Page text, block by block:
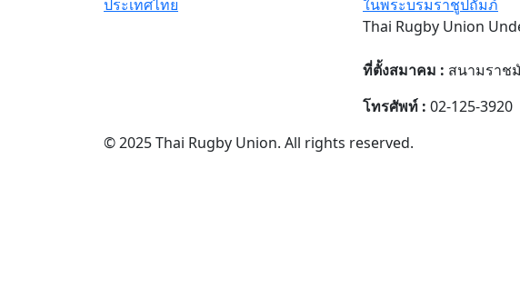
ในพระบรมราชูปถัมภ์
Thai Rugby Union
ที่ตั้งสมาคม : สนามราช
โทรศัพท์ : 02-125-3920
© 2025 Thai Rugby Union. All rights reserved.